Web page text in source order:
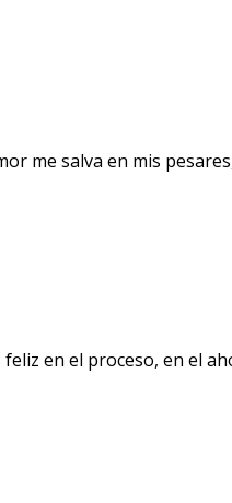
me salva en mis
en el proceso, en el